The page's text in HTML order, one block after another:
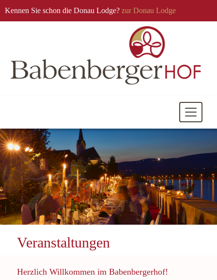
Kennen Sie schon die Donau Lodge? zur Donau Lodge
Mobile
Veranstaltungen
Herzlich Willkommen im Babenbergerhof!